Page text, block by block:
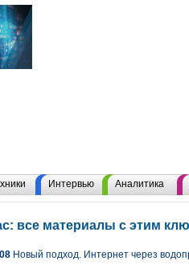
Интервью Аналитика
все материалы с этим
Новый подход. Интернет через